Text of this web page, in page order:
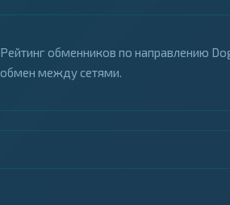
Рейтинг обменников по направлению
обмен между сетями.